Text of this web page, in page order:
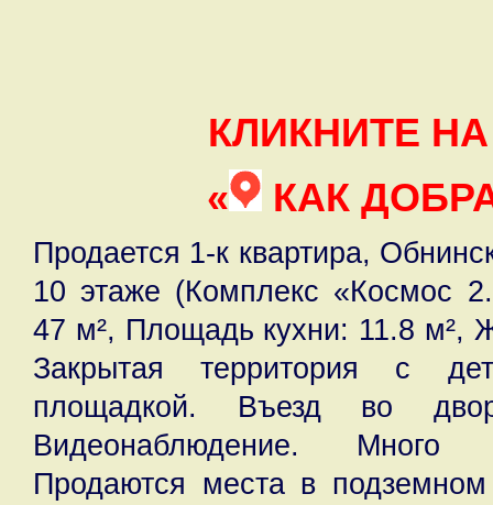
КЛИКНИТЕ
«
КАК
Продается 1-к квартира,
10 этаже (Комплекс «Космос
47 м², Площадь кухни: 11.8 м²,
Закрытая территория с
площадкой. Въезд во
Видеонаблюдение. Много
Продаются места в